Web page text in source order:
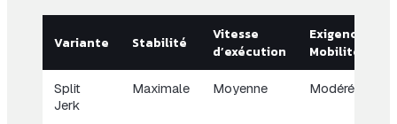
Variante Stabilité
Vitesse
d’exécution
Exigence
Mobilité
Split
Jerk
Maximale Moyenne Modérée